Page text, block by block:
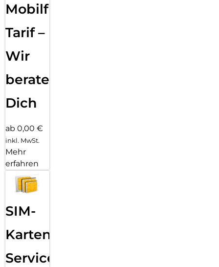
Mobilfunk
Tarif –
Wir
beraten
Dich
ab 0,00 €
inkl. MwSt.
Mehr
erfahren
SIM-
Karten
Service: